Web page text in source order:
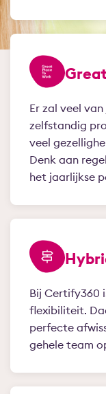
Er zal veel
zelfstandig
veel
Denk aan
het jaarlijkse
Bij Certify360
flexibiliteit.
perfecte
gehele team